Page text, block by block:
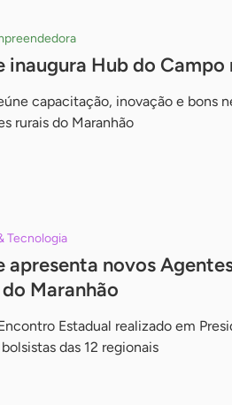
inaugura Hub do Campo
capacitação, inovação e bons
rurais do Maranhão
Tecnologia
apresenta novos
Maranhão
Estadual realizado em
das 12 regionais